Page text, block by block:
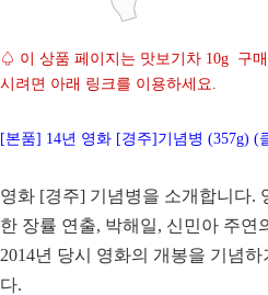
♤ 이 상품 페이지는 맛보기차 10g 구
시려면 아래 링크를 이용하세요.
[본품] 14년 영화 [경주]기념병 (357g) (
영화 [경주] 기념병을 소개합니다.
한 장률 연출, 박해일, 신민아 주연
2014년 당시 영화의 개봉을 기념
다.